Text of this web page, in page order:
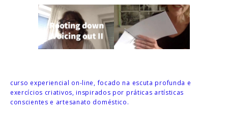
curso experiencial on-line, focado na escuta profunda e
exercícios criativos, inspirados por práticas artísticas
conscientes e artesanato doméstico.